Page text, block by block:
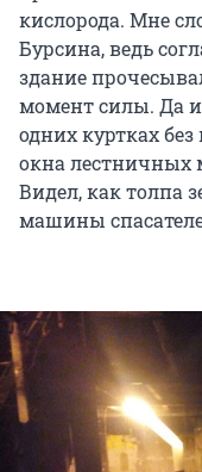
кислорода. Мне
Бурсина, ведь
здание
момент силы. Да
одних куртках
окна лестничных
Видел, как толпа
машины